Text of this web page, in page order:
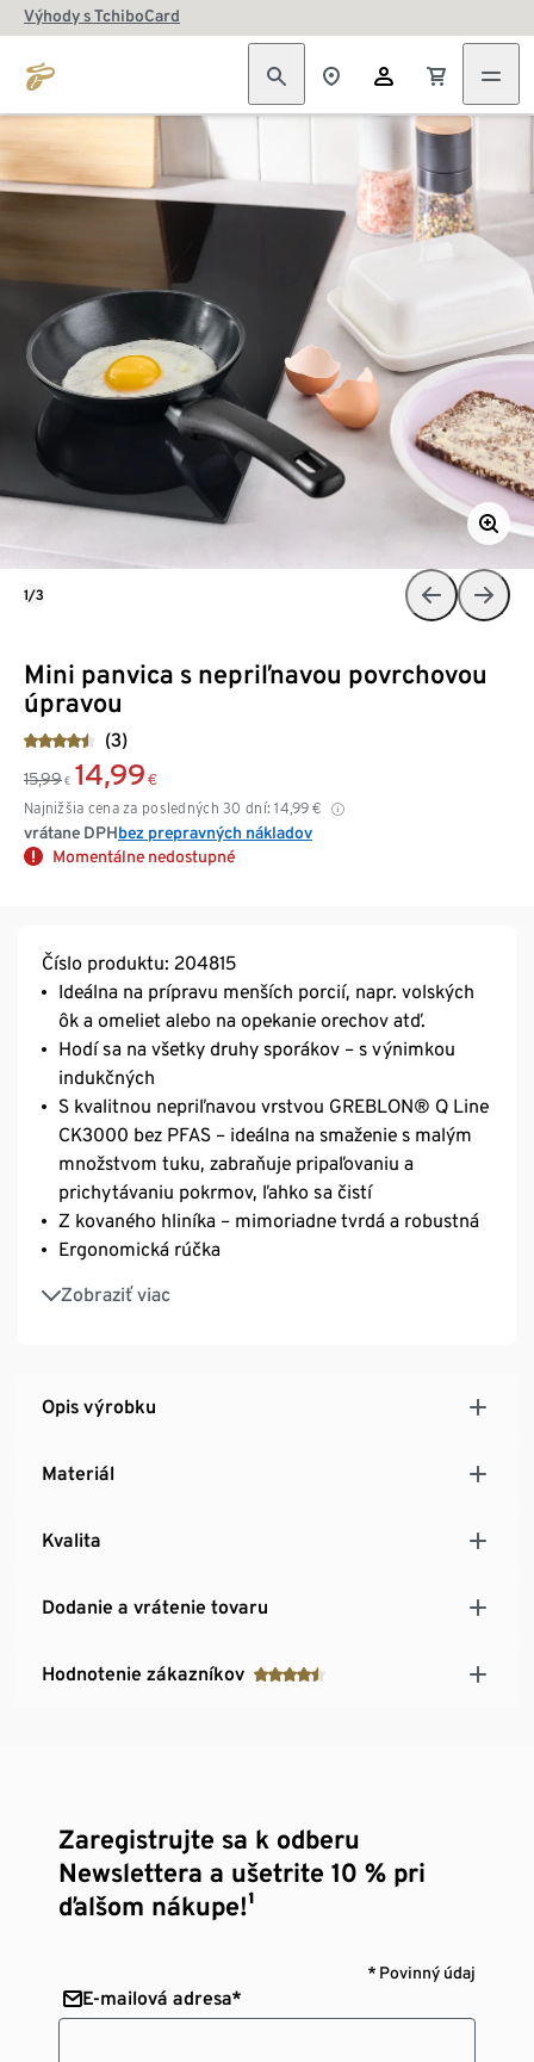
Výhody s TchiboCard
Mini panvica s nepriľnavou povrchovou
úpravou
(3)
15,99 € 14,99 €
Najnižšia cena za posledných 30 dní: 14,99 €
vrátane DPHbez prepravných nákladov
Momentálne nedostupné
1/3
Číslo produktu: 204815
Ideálna na prípravu menších porcií, napr. volských
ôk a omeliet alebo na opekanie orechov atď.
Hodí sa na všetky druhy sporákov – s výnimkou
indukčných
S kvalitnou nepriľnavou vrstvou GREBLON® Q Line
CK3000 bez PFAS – ideálna na smaženie s malým
množstvom tuku, zabraňuje pripaľovaniu a
prichytávaniu pokrmov, ľahko sa čistí
Z kovaného hliníka – mimoriadne tvrdá a robustná
Ergonomická rúčka
Zobraziť viac
Kompaktný a priestorovo úsporný
Opis výrobku
Materiál
Kvalita
Dodanie a vrátenie tovaru
Hodnotenie zákazníkov
Zaregistrujte sa k odberu
Newslettera a ušetrite 10 % pri
ďalšom nákupe!¹
* Povinný údaj
E-mailová adresa*